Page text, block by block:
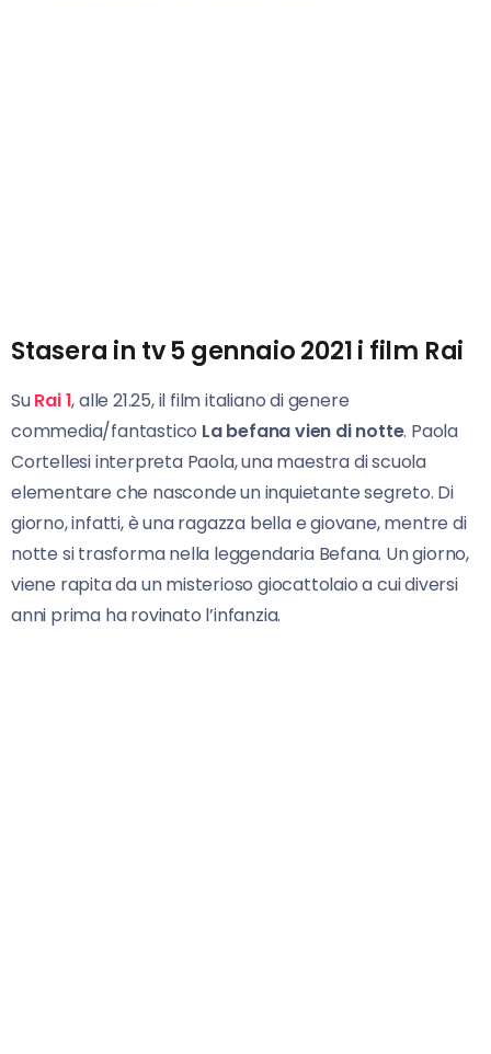
Stasera in tv 5 gennaio 2021 i film Rai
SuRai 1, alle 21.25, il film italiano di genere
commedia/fantastico La befana vien di notte. Paola
Cortellesi interpreta Paola, una maestra di scuola
elementare che nasconde un inquietante segreto. Di
giorno, infatti, è una ragazza bella e giovane, mentre di
notte si trasforma nella leggendaria Befana. Un giorno,
viene rapita da un misterioso giocattolaio a cui diversi
anni prima ha rovinato l’infanzia.